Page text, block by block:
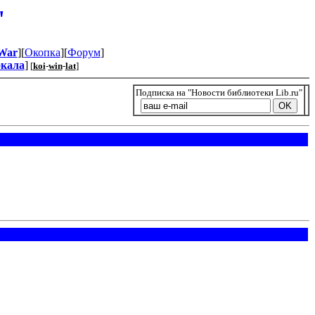
][Окопка][Форум]
] [koi-win-lat]
Подписка на "Новости библиотеки Lib.ru"